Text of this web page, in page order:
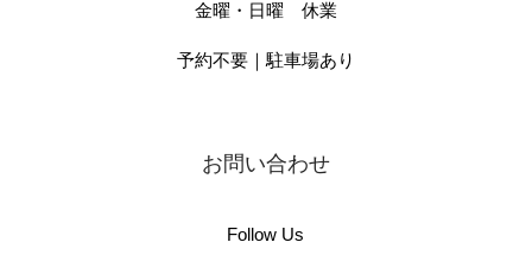
金曜・日曜 休業
予約不要｜駐車場あり
お問い合わせ
Follow Us